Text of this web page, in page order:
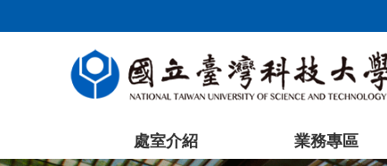
到
處室介紹 業務專區